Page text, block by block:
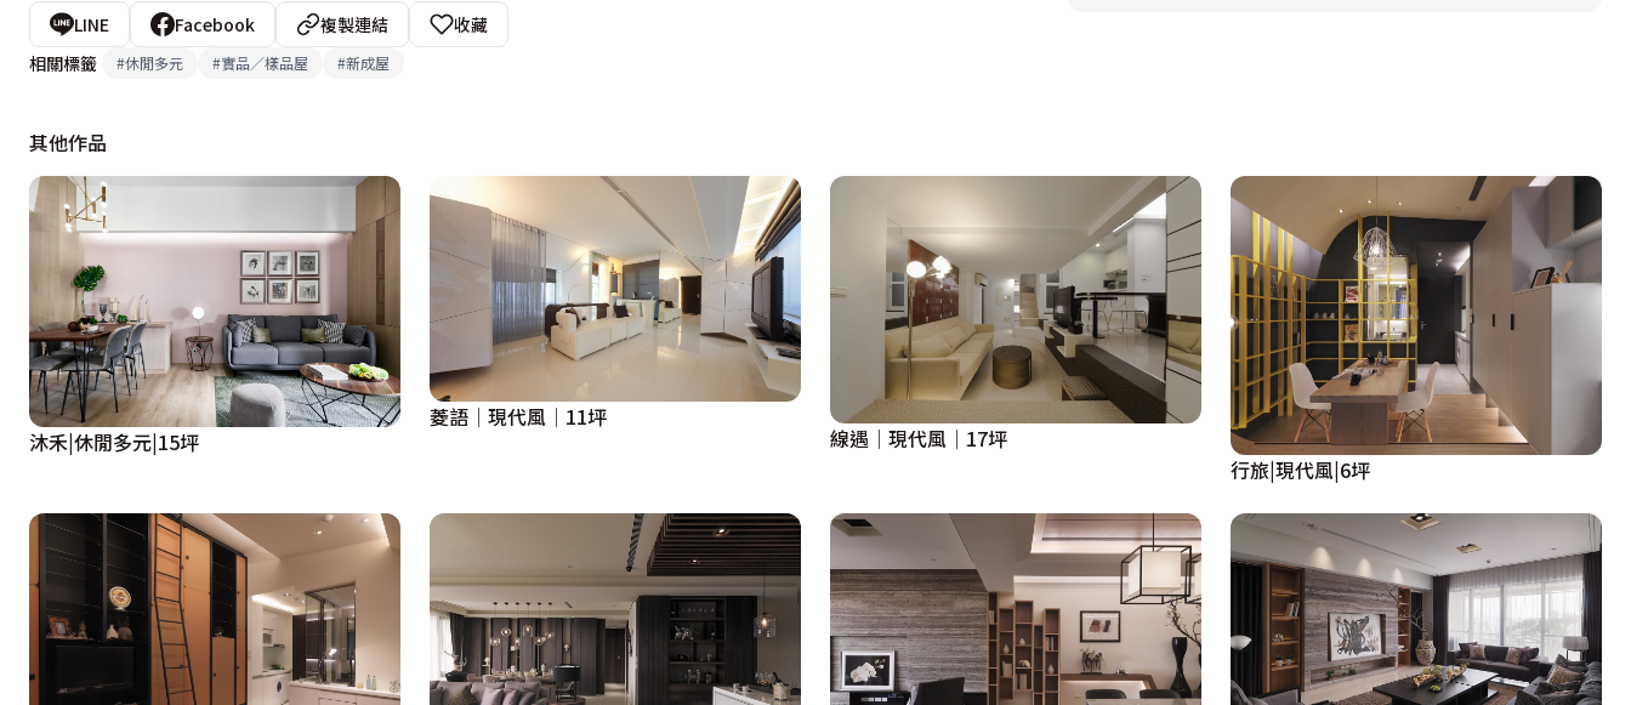
框，框的是景
餐廳框在景裡 但餐廳也框住框
所以框，框住了書 但書框住了框
所以框，框住了生活的景 而生活的景也框住了框
設計概念文字為【集藝室內設計】提供
LINE Facebook 複製連結
收藏
相關標籤
#休閒多元 #實品／樣品屋 #新成屋
其他作品
沐禾|休閒多元|15坪
菱語│現代風│11坪
線遇│現代風│17坪
行旅|現代風|6坪